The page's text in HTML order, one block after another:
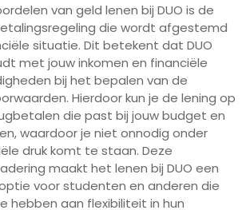
van geld lenen bij DUO is de
die wordt afgestemd
situatie. Dit betekent dat DUO
met jouw inkomen en financiële
bij het bepalen van de
Hierdoor kun je de lening op
die past bij jouw budget en
waardoor je niet onnodig onder
druk komt te staan. Deze
maakt het lenen bij DUO een
voor studenten en anderen die
hebben aan flexibiliteit in hun